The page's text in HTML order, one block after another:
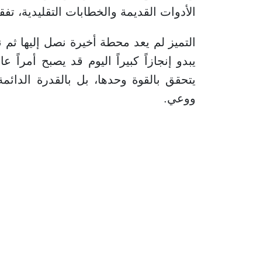
الأدوات القديمة والخطابات التقليدية،
التميز لم يعد محطة أخيرة نصل إليها
يبدو إنجازاً كبيراً اليوم قد يصبح أمراً
يتحقق بالقوة وحدها، بل بالقدرة
ووعي.